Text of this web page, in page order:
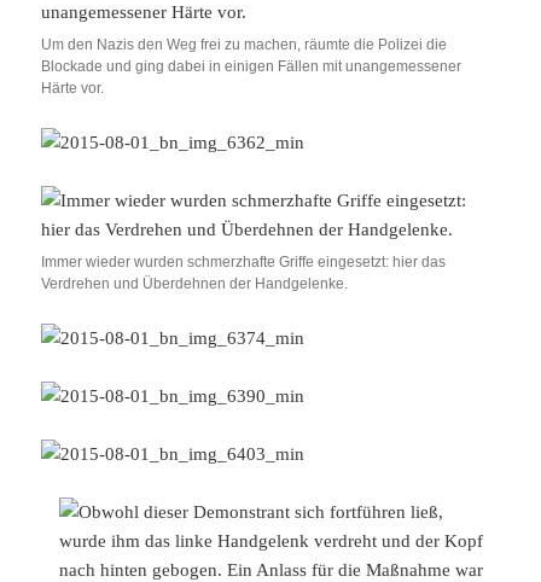
Um den Nazis den Weg frei zu machen, räumte die Polizei die
Blockade und ging dabei in einigen Fällen mit unangemessener
Härte vor.
Immer wieder wurden schmerzhafte Griffe eingesetzt: hier das
Verdrehen und Überdehnen der Handgelenke.